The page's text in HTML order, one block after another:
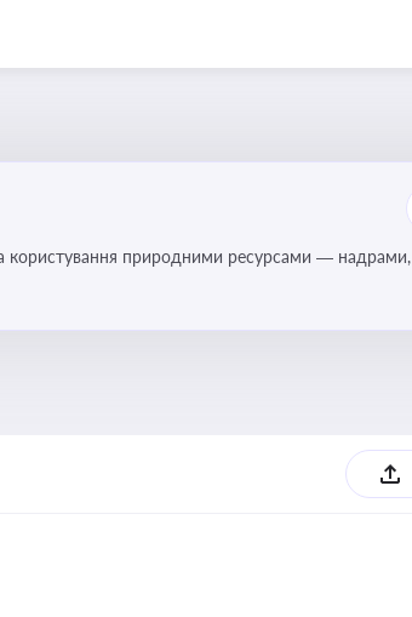
користування природними ресурсами — надрами,